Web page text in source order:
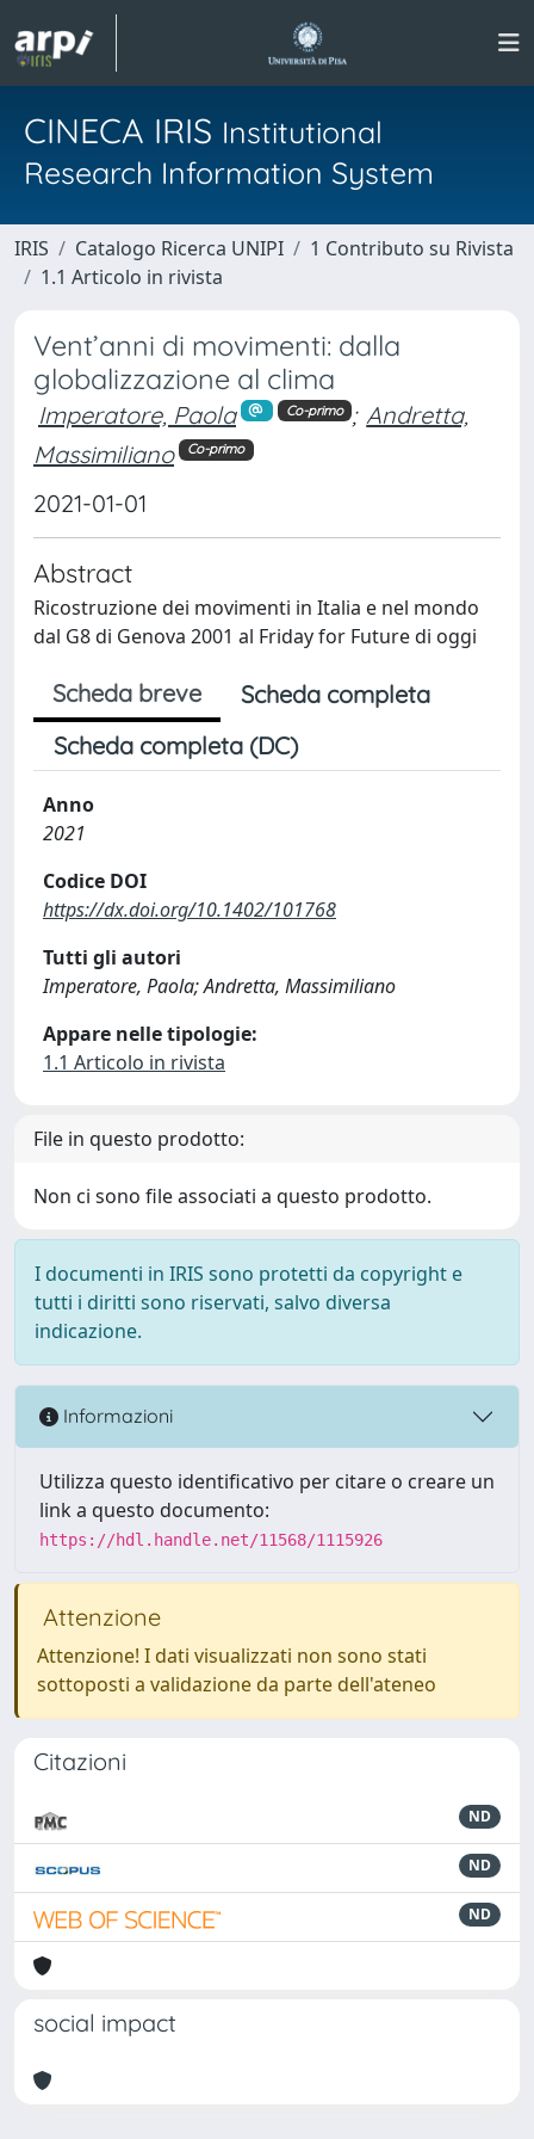
CINECA IRIS Institutional
Research Information System
IRIS Catalogo Ricerca UNIPI
1 Contributo su Rivista
1.1 Articolo in rivista
Vent’anni di movimenti: dalla
globalizzazione al clima
Imperatore, Paola Co-primo ; Andretta,
Massimiliano
Co-primo
2021-01-01
Abstract
Ricostruzione dei movimenti in Italia e nel mondo
dal G8 di Genova 2001 al Friday for Future di oggi
Scheda breve
Scheda completa
Scheda completa (DC)
Anno
2021
Codice DOI
https://dx.doi.org/10.1402/101768
Tutti gli autori
Imperatore, Paola; Andretta, Massimiliano
Appare nelle tipologie:
1.1 Articolo in rivista
File in questo prodotto:
Non ci sono file associati a questo prodotto.
I documenti in IRIS sono protetti da copyright e
tutti i diritti sono riservati, salvo diversa
indicazione.
Informazioni
Utilizza questo identificativo per citare o creare un
link a questo documento:
https://hdl.handle.net/11568/1115926
Attenzione
Attenzione! I dati visualizzati non sono stati
sottoposti a validazione da parte dell'ateneo
Citazioni
ND
ND
ND
social impact